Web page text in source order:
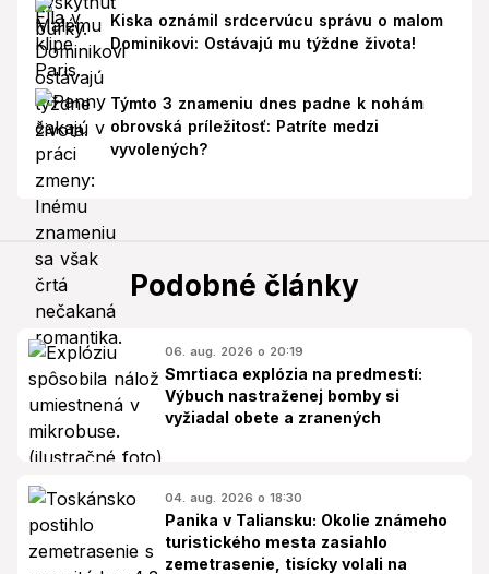
Kiska oznámil srdcervúcu správu o malom
Dominikovi: Ostávajú mu týždne života!
Týmto 3 znameniu dnes padne k nohám
obrovská príležitosť: Patríte medzi
vyvolených?
Podobné články
06. aug. 2026 o 20:19
Smrtiaca explózia na predmestí:
Výbuch nastraženej bomby si
vyžiadal obete a zranených
04. aug. 2026 o 18:30
Panika v Taliansku: Okolie známeho
turistického mesta zasiahlo
zemetrasenie, tisícky volali na